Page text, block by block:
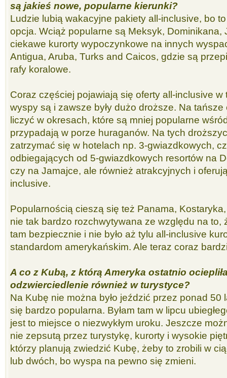
są jakieś nowe, popularne kierunki?
Ludzie lubią wakacyjne pakiety all-inclusive, bo
opcja. Wciąż popularne są Meksyk, Dominikana,
ciekawe kurorty wypoczynkowe na innych
Antigua, Aruba, Turks and Caicos, gdzie są
rafy koralowe.
Coraz częściej pojawiają się oferty all-inclusive
wyspy są i zawsze były dużo droższe. Na
liczyć w okresach, które są mniej popularne
przypadają w porze huraganów. Na tych
zatrzymać się w hotelach np. 3-gwiazdkowych,
odbiegających od 5-gwiazdkowych resortów na
czy na Jamajce, ale również atrakcyjnych i
inclusive.
Popularnością cieszą się też Panama,
nie tak bardzo rozchwytywana ze względu na to,
tam bezpiecznie i nie było aż tylu all-inclusive
standardom amerykańskim. Ale teraz coraz
A co z Kubą, z którą Ameryka ostatnio
odzwierciedlenie również w turystyce?
Na Kubę nie można było jeździć przez ponad 50
się bardzo popularna. Byłam tam w lipcu
jest to miejsce o niezwykłym uroku. Jeszcze
nie zepsutą przez turystykę, kurorty i wysokie
którzy planują zwiedzić Kubę, żeby to zrobili w
lub dwóch, bo wyspa na pewno się zmieni.